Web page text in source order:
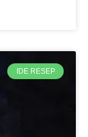
IDE RESEP